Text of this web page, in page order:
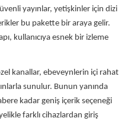
yayınlar, yetişkinler için dizi
bu pakette bir araya gelir.
kullanıcıya esnek bir izleme
kanallar, ebeveynlerin içi rahat
sunulur. Bunun yanında
kadar geniş içerik seçeneği
farklı cihazlardan giriş